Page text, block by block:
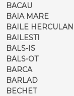
BACAU
BAIA MARE
BAILE
BAILESTI
BALS-IS
BALS-OT
BARCA
BARLAD
BECHET